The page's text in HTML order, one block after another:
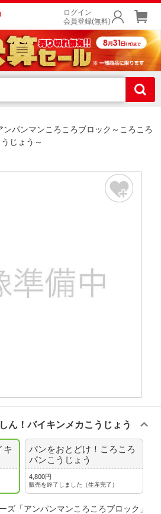
ログイン
会員登録(無料)
パンマンころころブロック～ころころ
じょう～
ん！バイキンメカこうじょう
キ
パンをおとどけ！ころころ
パンこうじょう
4,800円
販売を終了しました（生産完了）
ズ「アンパンマンころころブロック」